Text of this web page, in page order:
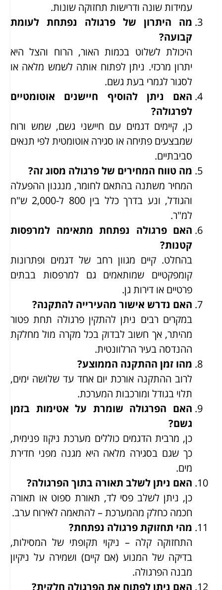
עמידות שונה ודרישות תחזוקה שונות.
מה היתרון של פרגולה נפתחת לעומת
קבועה?
היכולת לשלוט בכמות האור, הרוח והצל היא
יתרון מרכזי. ניתן לפתוח אותה לשמש מלאה או
לסגור לגמרי בעת גשם.
האם ניתן להוסיף חיישנים אוטומטיים
לפרגולה?
כן, קיימים דגמים עם חיישני גשם, שמש ורוח
שמבצעים פתיחה או סגירה אוטומטית לפי תנאים
סביבתיים.
מה טווח המחירים של פרגולה מסוג זה?
המחיר משתנה בהתאם לחומר, מנגנון ההפעלה
והגודל, ונע בדרך כלל בין 800 ל-2,000 ש"ח
למ"ר.
האם פרגולה נפתחת מתאימה למרפסות
קטנות?
בהחלט. קיים מגוון רחב של דגמים ופתרונות
קומפקטיים שמותאמים גם למרפסות בבתים
פרטיים או דירות גן.
האם נדרש אישור מהעירייה להתקנה?
במקרים רבים ניתן להתקין פרגולה תחת פטור
מהיתר, אך חשוב לבדוק בכל מקרה מול מחלקת
ההנדסה בעיר הרלוונטית.
מהו זמן ההתקנה הממוצע?
לרוב ההתקנה אורכת יום אחד עד שלושה ימים,
תלוי בגודל ומורכבות המערכת.
האם הפרגולה שומרת על אטימות בזמן
גשם?
כן, מרבית הדגמים כוללים מערכת ניקוז פנימית,
כך שגם בסגירה מלאה היא מגנה מפני חדירת
מים.
האם ניתן לשלב תאורה בתוך הפרגולה?
כן, ניתן לשלב פסי לד, תאורת ספוט או תאורה
חכמה כחלק מהמערכת – להתאמה לאירוח ערב.
מהי תחזוקת פרגולה נפתחת?
התחזוקה קלה – ניקוי תקופתי של המסילות,
בדיקה של המנוע (אם קיים) ושמירה על ניקיון
מבנה הפרגולה.
האם ניתן לפתוח את הפרגולה חלקית?